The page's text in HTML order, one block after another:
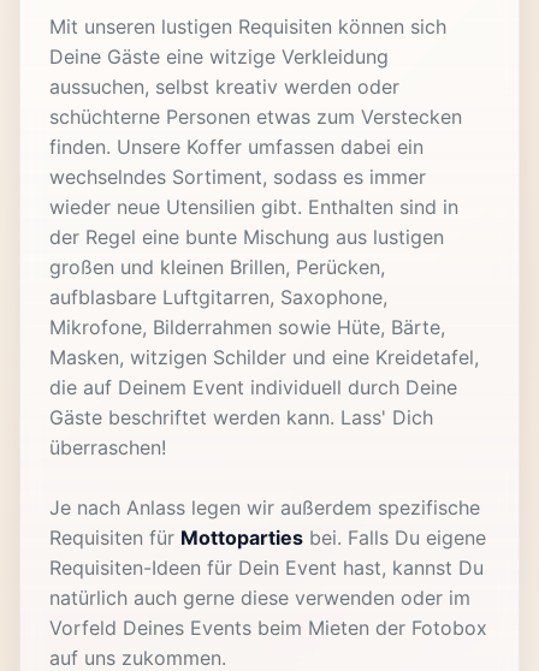
Mit unseren lustigen Requisiten können sich
Deine Gäste eine witzige Verkleidung
aussuchen, selbst kreativ werden oder
schüchterne Personen etwas zum Verstecken
finden. Unsere Koffer umfassen dabei ein
wechselndes Sortiment, sodass es immer
wieder neue Utensilien gibt. Enthalten sind in
der Regel eine bunte Mischung aus lustigen
großen und kleinen Brillen, Perücken,
aufblasbare Luftgitarren, Saxophone,
Mikrofone, Bilderrahmen sowie Hüte, Bärte,
Masken, witzigen Schilder und eine Kreidetafel,
die auf Deinem Event individuell durch Deine
Gäste beschriftet werden kann. Lass' Dich
überraschen!
Je nach Anlass legen wir außerdem spezifische
Requisiten für Mottoparties bei. Falls Du eigene
Requisiten-Ideen für Dein Event hast, kannst Du
natürlich auch gerne diese verwenden oder im
Vorfeld Deines Events beim Mieten der Fotobox
auf uns zukommen.